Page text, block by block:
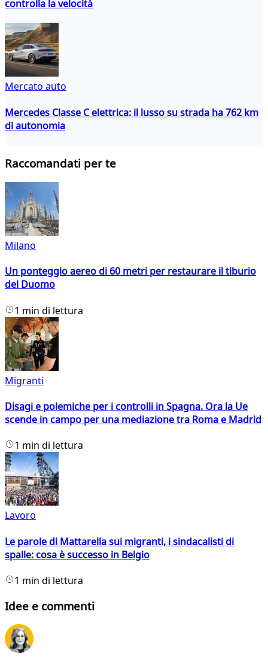
controlla la velocità
Mercato auto
Mercedes Classe C elettrica: il lusso su strada ha 762 km
di autonomia
Raccomandati per te
Milano
Un ponteggio aereo di 60 metri per restaurare il tiburio
del Duomo
1 min di lettura
Migranti
Disagi e polemiche per i controlli in Spagna. Ora la Ue
scende in campo per una mediazione tra Roma e Madrid
1 min di lettura
Lavoro
Le parole di Mattarella sui migranti, i sindacalisti di
spalle: cosa è successo in Belgio
1 min di lettura
Idee e commenti